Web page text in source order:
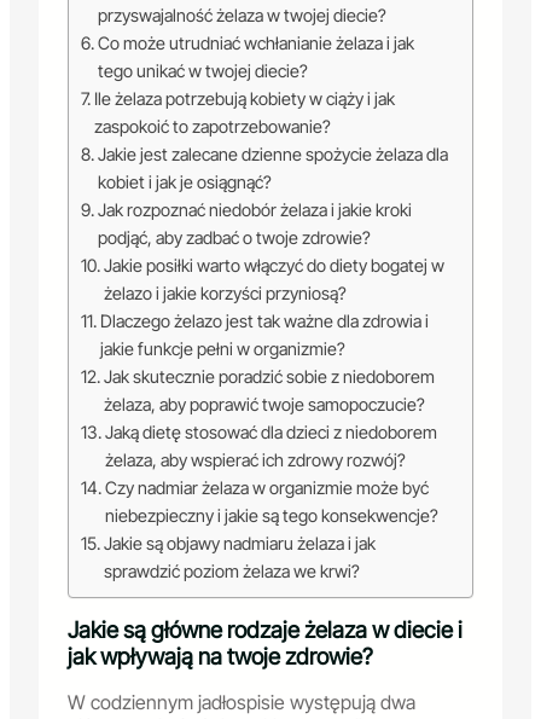
przyswajalność żelaza w twojej diecie?
Co może utrudniać wchłanianie żelaza i jak
tego unikać w twojej diecie?
Ile żelaza potrzebują kobiety w ciąży i jak
zaspokoić to zapotrzebowanie?
Jakie jest zalecane dzienne spożycie żelaza dla
kobiet i jak je osiągnąć?
Jak rozpoznać niedobór żelaza i jakie kroki
podjąć, aby zadbać o twoje zdrowie?
Jakie posiłki warto włączyć do diety bogatej w
żelazo i jakie korzyści przyniosą?
Dlaczego żelazo jest tak ważne dla zdrowia i
jakie funkcje pełni w organizmie?
Jak skutecznie poradzić sobie z niedoborem
żelaza, aby poprawić twoje samopoczucie?
Jaką dietę stosować dla dzieci z niedoborem
żelaza, aby wspierać ich zdrowy rozwój?
Czy nadmiar żelaza w organizmie może być
niebezpieczny i jakie są tego konsekwencje?
Jakie są objawy nadmiaru żelaza i jak
sprawdzić poziom żelaza we krwi?
Jakie są główne rodzaje żelaza w diecie i
jak wpływają na twoje zdrowie?
W codziennym jadłospisie występują dwa